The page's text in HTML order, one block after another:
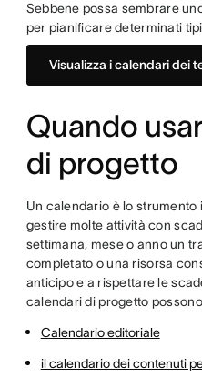
Sebbene possa sembrare
per pianificare determinati
Visualizza i calendari dei
Quando
di progetto
Un calendario è lo
gestire molte attività con
settimana, mese o anno un
completato o una risorsa
anticipo e a rispettare le
calendari di progetto
Calendario editoriale
il calendario dei contenuti